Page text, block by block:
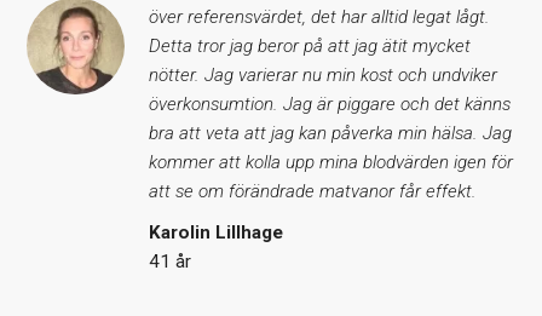
över referensvärdet, det har alltid legat lågt.
Detta tror jag beror på att jag ätit mycket
nötter. Jag varierar nu min kost och undviker
överkonsumtion. Jag är piggare och det känns
bra att veta att jag kan påverka min hälsa. Jag
kommer att kolla upp mina blodvärden igen för
att se om förändrade matvanor får effekt.
Karolin Lillhage
41 år